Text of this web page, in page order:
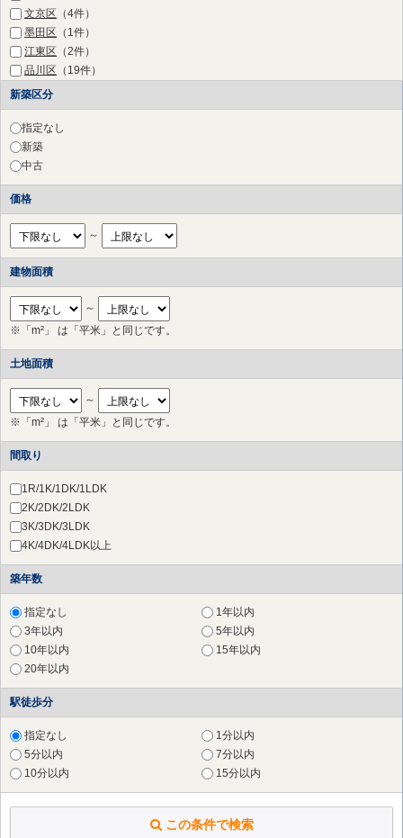
文京区 （4件）
墨田区 （1件）
江東区 （2件）
品川区 （19件）
目黒区
渋谷区（27件）
中野区（2件）
杉並区
豊島区
練馬区（1件）
三鷹市
府中市（11件）
調布市（17件）
町田市（10件）
小金井市
国立市（2件）
狛江市（3件）
多摩市 （17件）
川崎市 高津区
川崎市 中原区
（20件）
川崎市 多摩区
（24件）
川崎市 宮前区（65件）
川崎市 幸区
横浜市 都筑区 （19件）
横浜市 青葉区
さいたま市 北区
草加市（1件）
横浜市 鶴見区（28件）
横浜市 神奈川区
横浜市 中区
横浜市 南区
横浜市 保土ケ谷区
横浜市 磯子区
横浜市 金沢区
横浜市 港南区
横浜市 旭区
横浜市 緑区
横浜市 栄区（6件）
新築区分
指定なし
新築
中古
価格
～
建物面積
～
※「m²」 は「平米」と同じです。
土地面積
～
※「m²」 は「平米」と同じです。
間取り
1R/1K/1DK/1LDK
2K/2DK/2LDK
3K/3DK/3LDK
4K/4DK/4LDK以上
築年数
指定なし
1年以内
3年以内
5年以内
10年以内
15年以内
20年以内
駅徒歩分
指定なし
1分以内
5分以内
7分以内
10分以内
15分以内
この条件で検索